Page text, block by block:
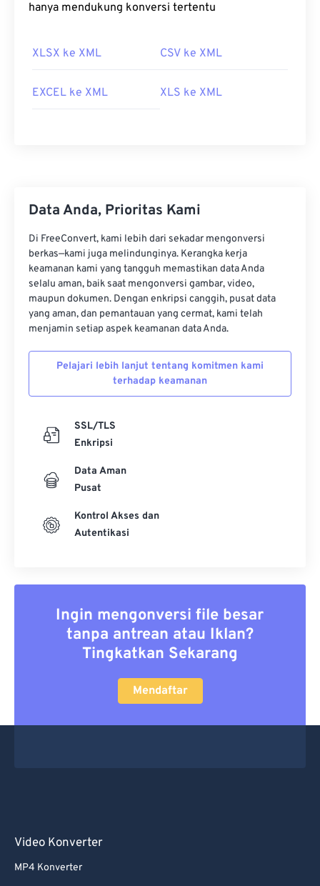
hanya mendukung konversi tertentu
XLSX ke XML CSV ke XML
EXCEL ke XML XLS ke XML
Data Anda, Prioritas Kami
Di FreeConvert, kami lebih dari sekadar mengonversi
berkas—kami juga melindunginya. Kerangka kerja
keamanan kami yang tangguh memastikan data Anda
selalu aman, baik saat mengonversi gambar, video,
maupun dokumen. Dengan enkripsi canggih, pusat data
yang aman, dan pemantauan yang cermat, kami telah
menjamin setiap aspek keamanan data Anda.
Pelajari lebih lanjut tentang komitmen kami
terhadap keamanan
SSL/TLS
Enkripsi
Data Aman
Pusat
Kontrol Akses dan
Autentikasi
Ingin mengonversi file besar
tanpa antrean atau Iklan?
Tingkatkan Sekarang
Mendaftar
Video Konverter
MP4 Konverter